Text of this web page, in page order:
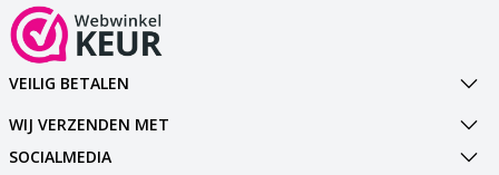
VEILIG BETALEN
WIJ VERZENDEN MET
SOCIALMEDIA